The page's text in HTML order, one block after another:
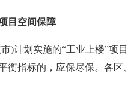
目空间保障
划实施的“工业上楼”项目
衡指标的，应保尽保。各